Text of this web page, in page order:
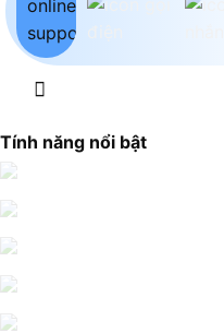
Tính năng nổi bật